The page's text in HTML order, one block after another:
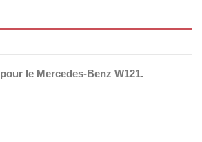
pour le Mercedes-Benz W121.